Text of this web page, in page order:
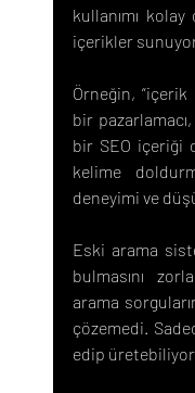
kullanımı
içerikler
Örneğin, “içerik
bir
bir SEO içeriği
kelime
deneyimi ve
Eski arama
bulmasını
arama
çözemedi.
edip